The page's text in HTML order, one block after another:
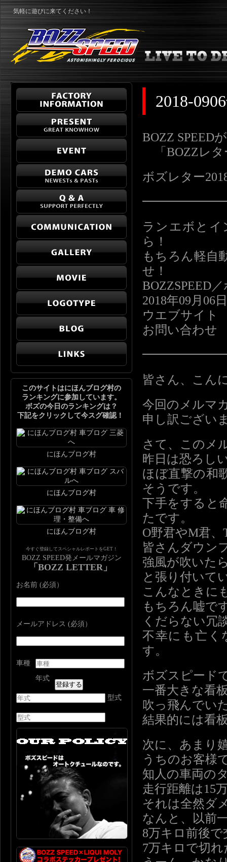
気軽に遊びに来てください！
2018-
BOZZ SPEED
「BOZZレタ
ボズレター
ランエボとイ
ら！
もちろん軽自
せ！
BOZZSPEED
2018年09月06
ウエブサイト
お問い合わせ
皆さん、こん
今回のメルマ
申し訳ござい
さて、このメ
昨日は恐ろし
ほぼ直撃の和
そうです。
下手をすると
たです。
O野君やM君
皆さんダウン
強風が吹いた
と張り付いて
こんなときに
もちろん嘘で
くだらない冗
不幸にも亡く
す。
ボズスピード
一番大きな看
吹っ飛んでい
結果的には看
次に、あまり
うちのお客様
知人の車両の
走行距離は15
それは全然ダ
なんと、以前
8万キロ前後
7万キロで切
このサイトはにほんブログ村の
ランキングに参加しています。
ボズの今日のランキングは？
下記をクリックして今スグ確認！
にほんブログ村
にほんブログ村
にほんブログ村
今すぐ登録してスペシャルレポートをGET！
BOZZ SPEED発メールマガジン
「BOZZ LETTER」
お名前 (必須）
メールアドレス (必須）
車種
年式
型式